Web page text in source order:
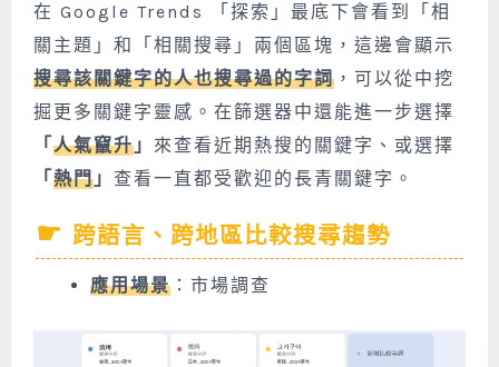
在 Google Trends 「探索」最底下會看到「相
關主題」和「相關搜尋」兩個區塊，這邊會顯示
搜尋該關鍵字的人也搜尋過的字詞 ，可以從中挖
掘更多關鍵字靈感。在篩選器中還能進一步選擇
「 人氣竄升 」 來查看近期熱搜的關鍵字、或選擇
「 熱門 」 查看一直都受歡迎的長青關鍵字。
跨語言、跨地區比較搜尋趨勢
應用場景 ：市場調查